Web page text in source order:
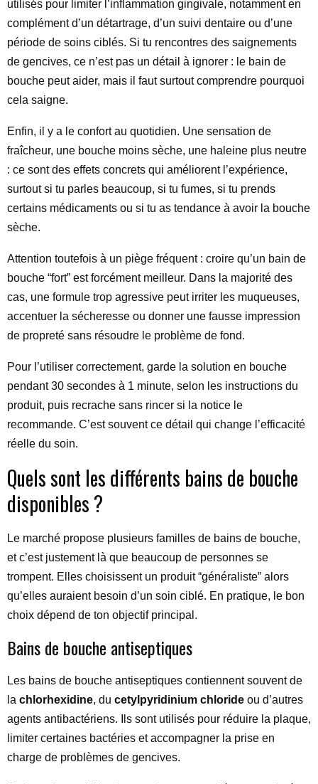
utilisés pour limiter l’inflammation gingivale, notamment en
complément d’un détartrage, d’un suivi dentaire ou d’une
période de soins ciblés. Si tu rencontres des saignements
de gencives, ce n’est pas un détail à ignorer : le bain de
bouche peut aider, mais il faut surtout comprendre pourquoi
cela saigne.
Enfin, il y a le confort au quotidien. Une sensation de
fraîcheur, une bouche moins sèche, une haleine plus neutre
: ce sont des effets concrets qui améliorent l’expérience,
surtout si tu parles beaucoup, si tu fumes, si tu prends
certains médicaments ou si tu as tendance à avoir la bouche
sèche.
Attention toutefois à un piège fréquent : croire qu’un bain de
bouche “fort” est forcément meilleur. Dans la majorité des
cas, une formule trop agressive peut irriter les muqueuses,
accentuer la sécheresse ou donner une fausse impression
de propreté sans résoudre le problème de fond.
Pour l’utiliser correctement, garde la solution en bouche
pendant 30 secondes à 1 minute, selon les instructions du
produit, puis recrache sans rincer si la notice le
recommande. C’est souvent ce détail qui change l’efficacité
réelle du soin.
Quels sont les différents bains de bouche
disponibles ?
Le marché propose plusieurs familles de bains de bouche,
et c’est justement là que beaucoup de personnes se
trompent. Elles choisissent un produit “généraliste” alors
qu’elles auraient besoin d’un soin ciblé. En pratique, le bon
choix dépend de ton objectif principal.
Bains de bouche antiseptiques
Les bains de bouche antiseptiques contiennent souvent de
la chlorhexidine, du cetylpyridinium chloride ou d’autres
agents antibactériens. Ils sont utilisés pour réduire la plaque,
limiter certaines bactéries et accompagner la prise en
charge de problèmes de gencives.